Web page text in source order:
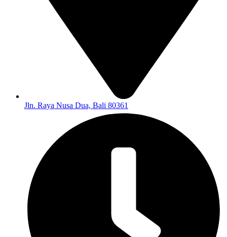
Jln. Raya Nusa Dua, Bali 80361